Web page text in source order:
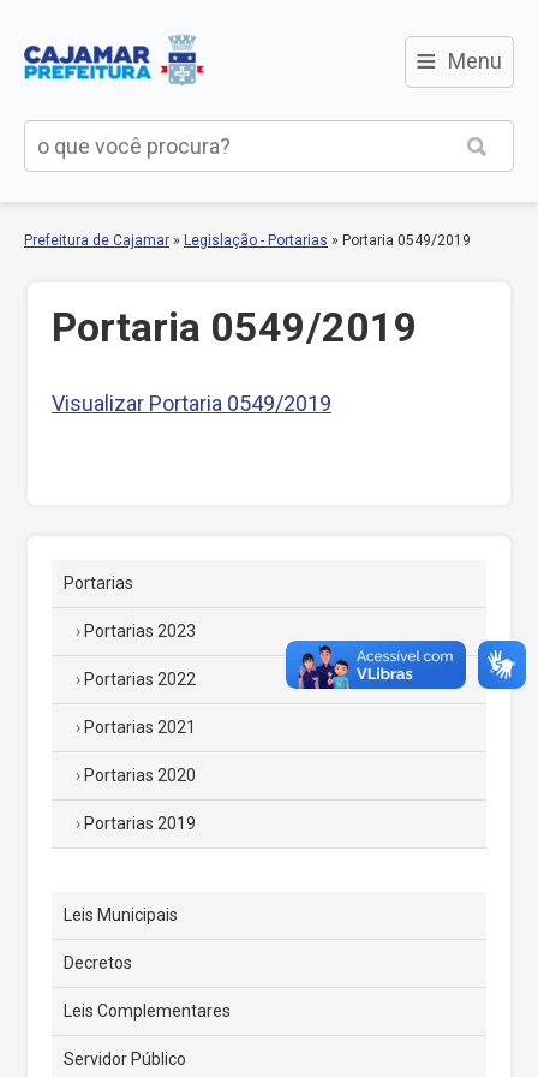
≡ Menu
Prefeitura de Cajamar » Legislação - Portarias » Portaria 0549/2019
Portaria 0549/2019
Visualizar Portaria 0549/2019
Portarias
Portarias 2023
Portarias 2022
Portarias 2021
Portarias 2020
Portarias 2019
Leis Municipais
Decretos
Leis Complementares
Servidor Público